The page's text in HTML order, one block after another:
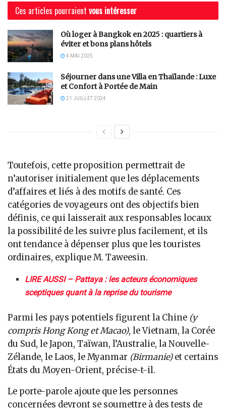
Ces articles pourraient vous intéresser
Où loger à Bangkok en 2025 : quartiers à
éviter et bons plans hôtels
4 MAI 2025
Séjourner dans une Villa en Thaïlande : Luxe
et Confort à Portée de Main
21 JUILLET 2024
Toutefois, cette proposition permettrait de
n’autoriser initialement que les déplacements
d’affaires et liés à des motifs de santé. Ces
catégories de voyageurs ont des objectifs bien
définis, ce qui laisserait aux responsables locaux
la possibilité de les suivre plus facilement, et ils
ont tendance à dépenser plus que les touristes
ordinaires, explique M. Taweesin.
LIRE AUSSI – Pattaya : les acteurs économiques
sceptiques quant à la reprise du tourisme
Parmi les pays potentiels figurent la Chine (y
compris Hong Kong et Macao), le Vietnam, la Corée
du Sud, le Japon, Taïwan, l’Australie, la Nouvelle-
Zélande, le Laos, le Myanmar (Birmanie)et certains
États du Moyen-Orient, précise-t-il.
Le porte-parole ajoute que les personnes
concernées devront se soumettre à des tests de